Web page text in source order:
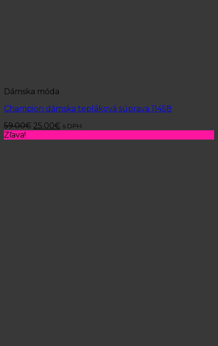
Dámska móda
Champion dámska tepláková súprava 11458
59.00€ 25.00€ s DPH
Zľava!